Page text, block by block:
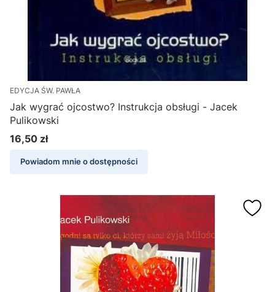
EDYCJA ŚW. PAWŁA
Jak wygrać ojcostwo? Instrukcja obsługi - Jacek
Pulikowski
Cena
16,50 zł
Powiadom mnie o dostępności